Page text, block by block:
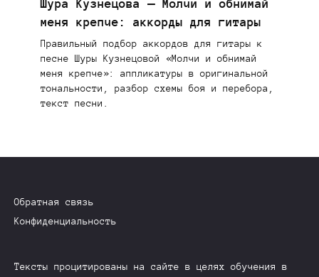
Шура Кузнецова — Молчи и обнимай
меня крепче: аккорды для гитары
Правильный подбор аккордов для гитары к
песне Шуры Кузнецовой «Молчи и обнимай
меня крепче»: аппликатуры в оригинальной
тональности, разбор схемы боя и перебора,
текст песни.
Обратная связь
Конфиденциальность
Тексты процитированы на сайте в целях обучения в